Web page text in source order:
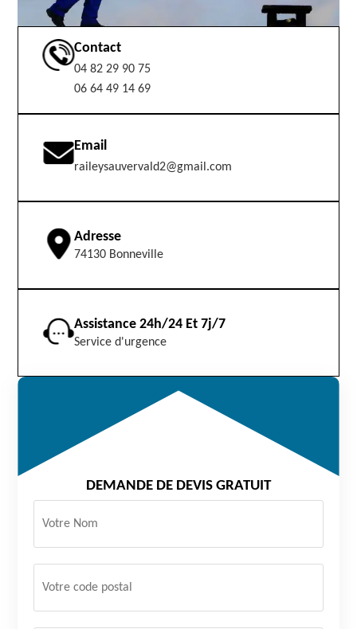
Contact
04 82 29 90 75
06 64 49 14 69
Email
raileysauvervald2@gmail.com
Adresse
74130 Bonneville
Assistance 24h/24 Et 7j/7
Service d'urgence
DEMANDE DE DEVIS GRATUIT